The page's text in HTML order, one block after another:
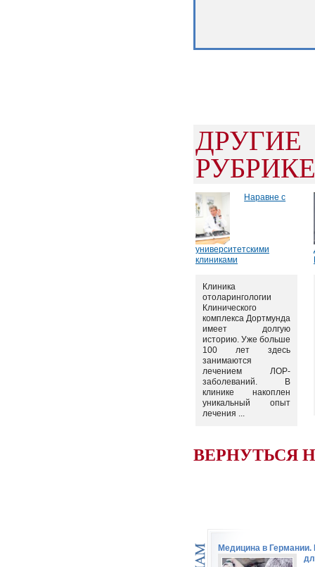
РУБРИКЕ
Наравне с
университетскими
клиниками
Клиника
отоларингологии
Клинического
комплекса Дортмунда
имеет долгую
историю. Уже больше
100 лет здесь
занимаются
лечением ЛОР-
заболеваний. В
клинике накоплен
уникальный опыт
лечения ...
ВЕРНУТЬСЯ
Медицина в